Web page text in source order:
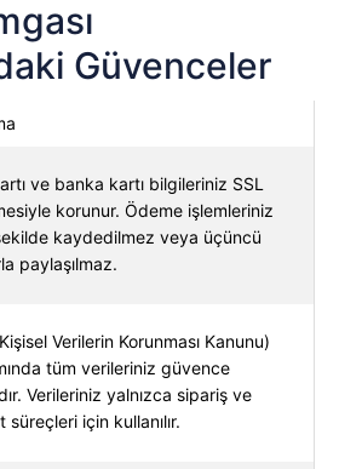
Güvenceler
ve banka kartı bilgileriniz SSL
korunur. Ödeme işlemleriniz
kaydedilmez veya üçüncü
paylaşılmaz.
Verilerin Korunması Kanunu)
tüm verileriniz güvence
Verileriniz yalnızca sipariş ve
süreçleri için kullanılır.